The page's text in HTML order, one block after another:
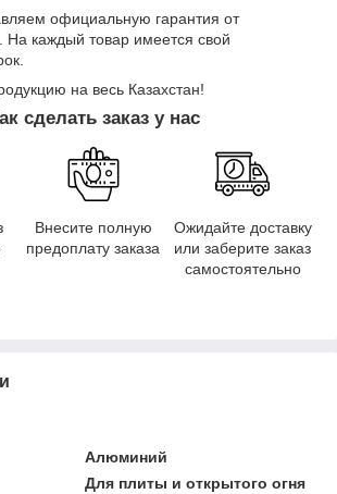
официальную гарантия от
На каждый товар имеется свой
на весь Казахстан!
сделать заказ у нас
Внесите полную
предоплату заказа
Ожидайте доставку
или заберите заказ
самостоятельно
Алюминий
Для плиты и открытого огня